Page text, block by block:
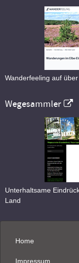
Wanderfeeling auf
Wegesammler
Unterhaltsame
Land
Home
Impressum